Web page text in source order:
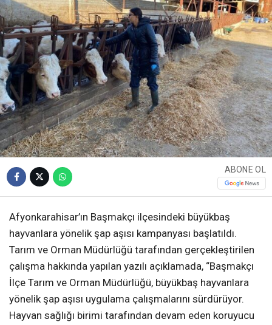
ABONE OL
Afyonkarahisar’ın Başmakçı ilçesindeki büyükbaş
hayvanlara yönelik şap aşısı kampanyası başlatıldı.
Tarım ve Orman Müdürlüğü tarafından gerçekleştirilen
çalışma hakkında yapılan yazılı açıklamada, “Başmakçı
İlçe Tarım ve Orman Müdürlüğü, büyükbaş hayvanlara
yönelik şap aşısı uygulama çalışmalarını sürdürüyor.
Hayvan sağlığı birimi tarafından devam eden koruyucu